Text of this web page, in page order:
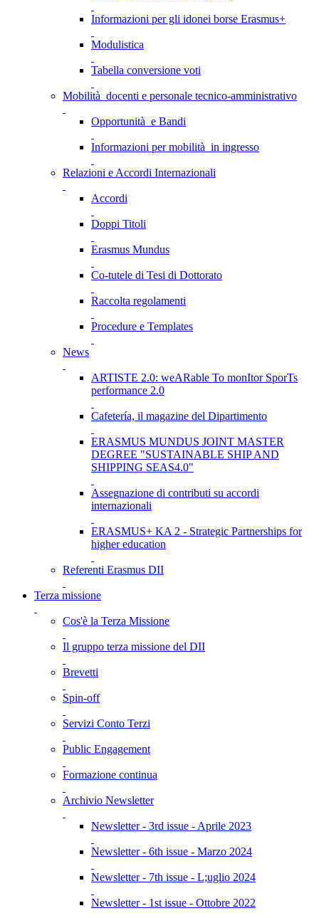
Informazioni per gli idonei borse Erasmus+
Modulistica
Tabella conversione voti
Mobilità docenti e personale tecnico-amministrativo
Opportunità e Bandi
Informazioni per mobilità in ingresso
Relazioni e Accordi Internazionali
Accordi
Doppi Titoli
Erasmus Mundus
Co-tutele di Tesi di Dottorato
Raccolta regolamenti
Procedure e Templates
News
ARTISTE 2.0: weARable To monItor SporTs
performance 2.0
Cafetería, il magazine del Dipartimento
ERASMUS MUNDUS JOINT MASTER
DEGREE "SUSTAINABLE SHIP AND
SHIPPING SEAS4.0"
Assegnazione di contributi su accordi
internazionali
ERASMUS+ KA 2 - Strategic Partnerships for
higher education
Referenti Erasmus DII
Terza missione
Cos'è la Terza Missione
Il gruppo terza missione del DII
Brevetti
Spin-off
Servizi Conto Terzi
Public Engagement
Formazione continua
Archivio Newsletter
Newsletter - 3rd issue - Aprile 2023
Newsletter - 6th issue - Marzo 2024
Newsletter - 7th issue - L;uglio 2024
Newsletter - 1st issue - Ottobre 2022